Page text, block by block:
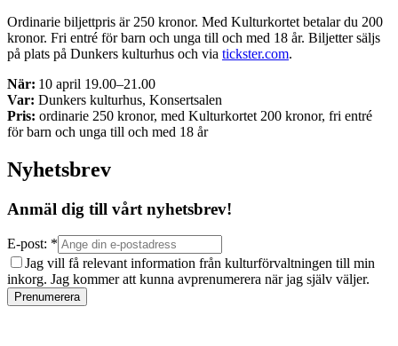
Ordinarie biljettpris är 250 kronor. Med Kulturkortet betalar du 200
kronor. Fri entré för barn och unga till och med 18 år. Biljetter säljs
på plats på Dunkers kulturhus och via tickster.com.
När: 10 april 19.00–21.00
Var: Dunkers kulturhus, Konsertsalen
Pris: ordinarie 250 kronor, med Kulturkortet 200 kronor, fri entré
för barn och unga till och med 18 år
Nyhetsbrev
Anmäl dig till vårt nyhetsbrev!
E-post: *
Jag vill få relevant information från kulturförvaltningen till min
inkorg. Jag kommer att kunna avprenumerera när jag själv väljer.
Prenumerera